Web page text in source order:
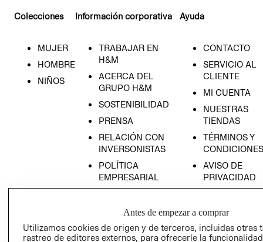
Colecciones
MUJER
HOMBRE
NIÑOS
Información corporativa
TRABAJAR EN
H&M
ACERCA DEL
GRUPO H&M
SOSTENIBILIDAD
PRENSA
RELACIÓN CON
INVERSONISTAS
POLÍTICA
EMPRESARIAL
Ayuda
CONTACTO
SERVICIO AL
CLIENTE
MI CUENTA
NUESTRAS
TIENDAS
TÉRMINOS Y
CONDICIONES
AVISO DE
PRIVACIDAD
AVISO DE
LIBRO DE
Antes de empezar a comprar
Utilizamos cookies de origen y de terceros, incluidas otras
rastreo de editores externos, para ofrecerle la